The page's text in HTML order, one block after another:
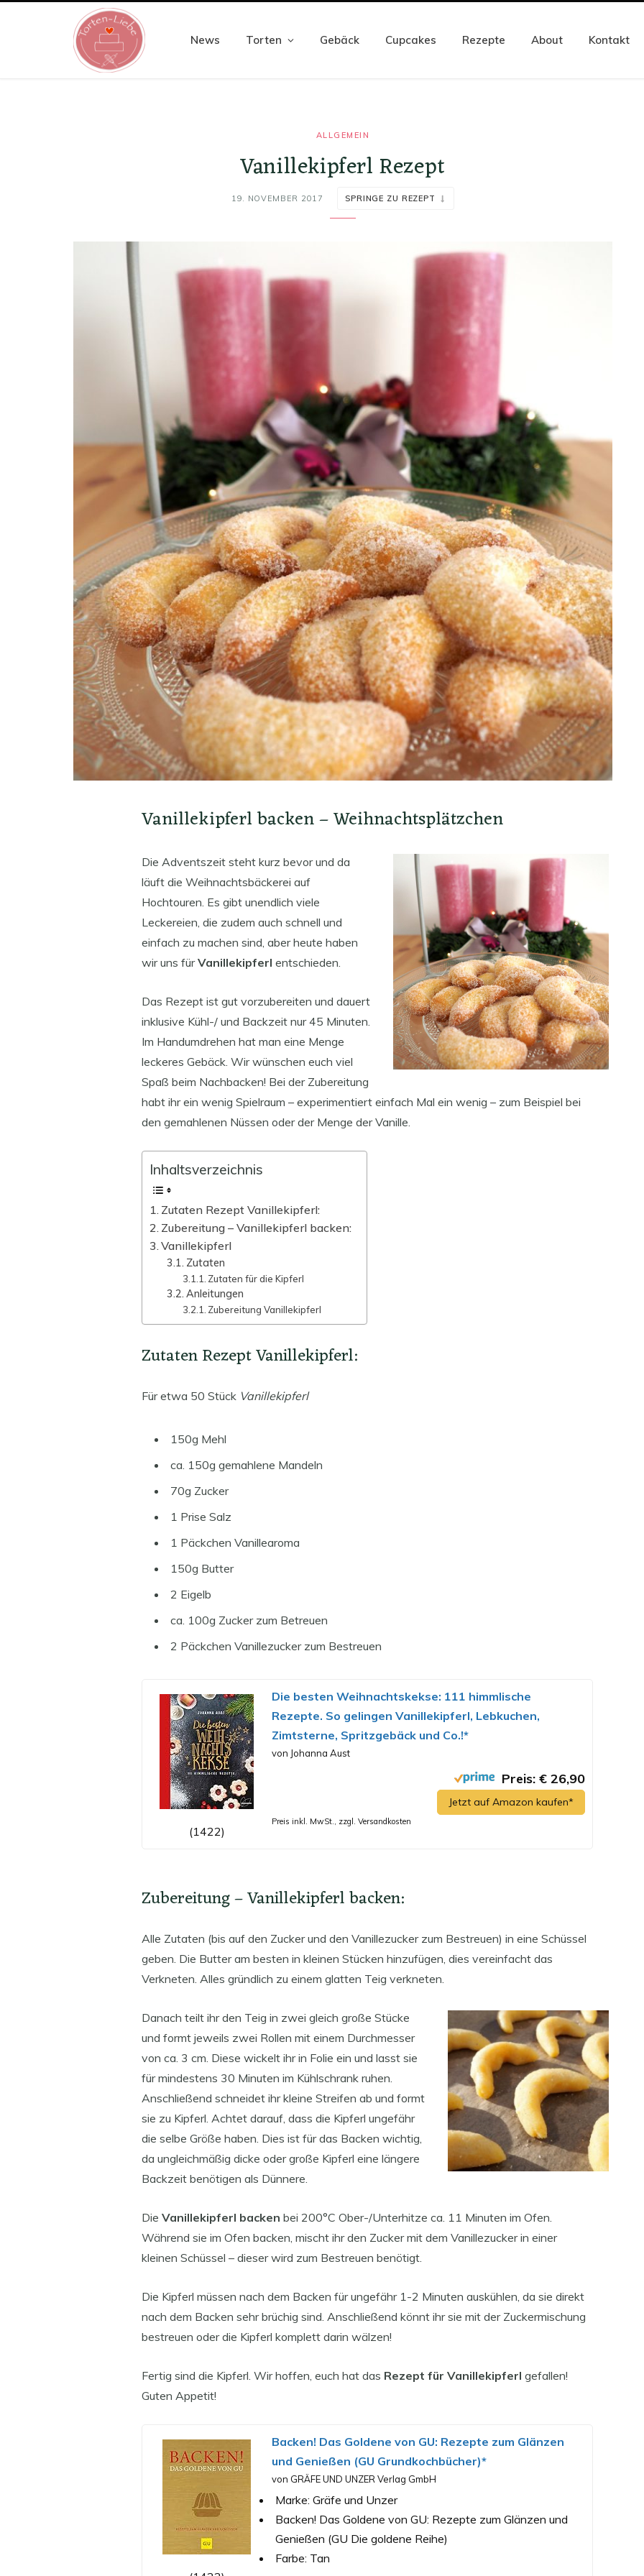
News Torten Gebäck Cupcakes Rezepte About Kontakt
ALLGEMEIN
Vanillekipferl Rezept
19. NOVEMBER 2017 SPRINGE ZU REZEPT
Vanillekipferl backen – Weihnachtsplätzchen
Die Adventszeit steht kurz bevor und da
läuft die Weihnachtsbäckerei auf
Hochtouren. Es gibt unendlich viele
Leckereien, die zudem auch schnell und
einfach zu machen sind, aber heute haben
wir uns fürVanillekipferl entschieden.
Das Rezept ist gut vorzubereiten und dauert
inklusive Kühl-/ und Backzeit nur 45 Minuten.
Im Handumdrehen hat man eine Menge
leckeres Gebäck. Wir wünschen euch viel
Spaß beim Nachbacken! Bei der Zubereitung
habt ihr ein wenig Spielraum – experimentiert einfach Mal ein wenig – zum Beispiel bei
den gemahlenen Nüssen oder der Menge der Vanille.
Inhaltsverzeichnis
Zutaten Rezept Vanillekipferl:
Zubereitung – Vanillekipferl backen:
Vanillekipferl
Zutaten
Zutaten für die Kipferl
Anleitungen
Zubereitung Vanillekipferl
Zutaten Rezept Vanillekipferl:
Für etwa 50 Stück Vanillekipferl
150g Mehl
ca. 150g gemahlene Mandeln
70g Zucker
1 Prise Salz
1 Päckchen Vanillearoma
150g Butter
2 Eigelb
ca. 100g Zucker zum Betreuen
2 Päckchen Vanillezucker zum Bestreuen
(1422)
Die besten Weihnachtskekse: 111 himmlische
Rezepte. So gelingen Vanillekipferl, Lebkuchen,
Zimtsterne, Spritzgebäck und Co.!*
von Johanna Aust
Preis: € 26,90
Jetzt auf Amazon kaufen*
Preis inkl. MwSt., zzgl. Versandkosten
Zubereitung – Vanillekipferl backen:
Alle Zutaten (bis auf den Zucker und den Vanillezucker zum Bestreuen) in eine Schüssel
geben. Die Butter am besten in kleinen Stücken hinzufügen, dies vereinfacht das
Verkneten. Alles gründlich zu einem glatten Teig verkneten.
Danach teilt ihr den Teig in zwei gleich große Stücke
und formt jeweils zwei Rollen mit einem Durchmesser
von ca. 3 cm. Diese wickelt ihr in Folie ein und lasst sie
für mindestens 30 Minuten im Kühlschrank ruhen.
Anschließend schneidet ihr kleine Streifen ab und formt
sie zu Kipferl. Achtet darauf, dass die Kipferl ungefähr
die selbe Größe haben. Dies ist für das Backen wichtig,
da ungleichmäßig dicke oder große Kipferl eine längere
Backzeit benötigen als Dünnere.
Die Vanillekipferl backen bei 200°C Ober-/Unterhitze ca. 11 Minuten im Ofen.
Während sie im Ofen backen, mischt ihr den Zucker mit dem Vanillezucker in einer
kleinen Schüssel – dieser wird zum Bestreuen benötigt.
Die Kipferl müssen nach dem Backen für ungefähr 1-2 Minuten auskühlen, da sie direkt
nach dem Backen sehr brüchig sind. Anschließend könnt ihr sie mit der Zuckermischung
bestreuen oder die Kipferl komplett darin wälzen!
Fertig sind die Kipferl. Wir hoffen, euch hat das Rezept für Vanillekipferl gefallen!
Guten Appetit!
Backen! Das Goldene von GU: Rezepte zum Glänzen
und Genießen (GU Grundkochbücher)*
von GRÄFE UND UNZER Verlag GmbH
Marke: Gräfe und Unzer
Backen! Das Goldene von GU: Rezepte zum Glänzen und
Genießen (GU Die goldene Reihe)
Farbe: Tan